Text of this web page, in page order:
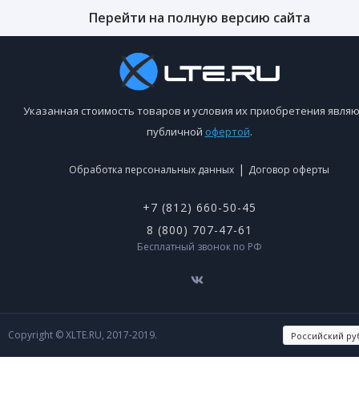
Перейти на полную версию сайта
Указанная стоимость товаров и условия их приобретения
публичной офертой.
Обработка персональных данных | Договор оферты
+7 (812) 660-50-45
8 (800) 707-47-61
Бесплатный звонок по РФ
Copyright © XLTE.RU, 2017-2019.